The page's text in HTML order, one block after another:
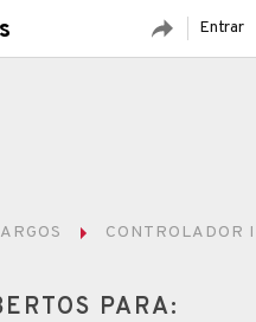
Entrar
CONTROLADOR
PARA: